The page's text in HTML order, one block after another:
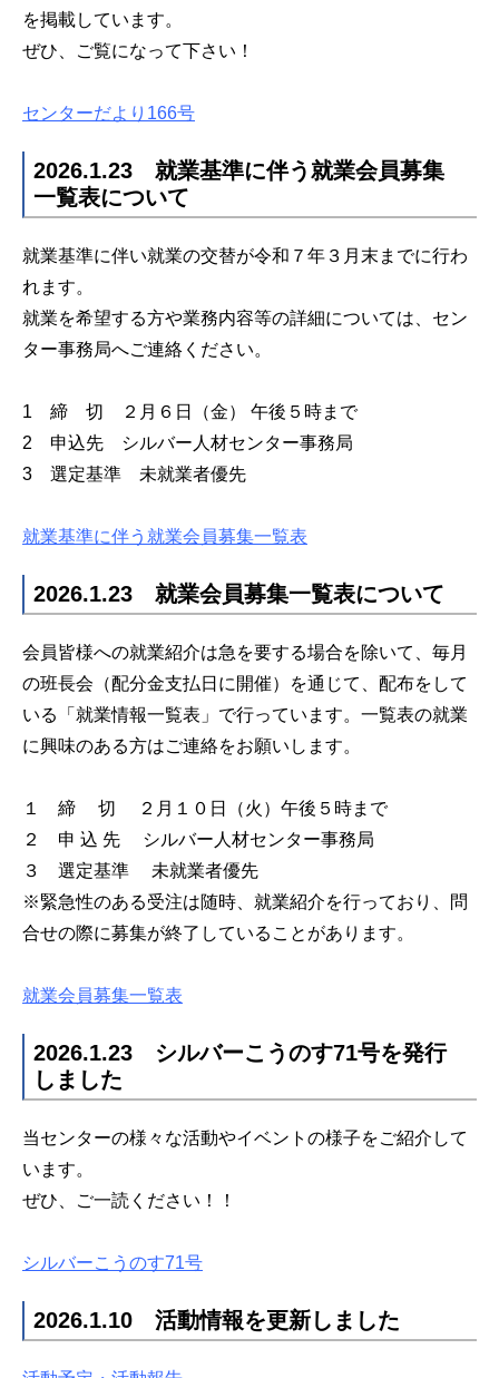
を掲載しています。
ぜひ、ご覧になって下さい！
センターだより166号
2026.1.23 就業基準に伴う就業会員募集
一覧表について
就業基準に伴い就業の交替が令和７年３月末までに行わ
れます。
就業を希望する方や業務内容等の詳細については、セン
ター事務局へご連絡ください。
1 締 切 ２月６日（金） 午後５時まで
2 申込先 シルバー人材センター事務局
3 選定基準 未就業者優先
就業基準に伴う就業会員募集一覧表
2026.1.23 就業会員募集一覧表について
会員皆様への就業紹介は急を要する場合を除いて、毎月
の班長会（配分金支払日に開催）を通じて、配布をして
いる「就業情報一覧表」で行っています。一覧表の就業
に興味のある方はご連絡をお願いします。
１ 締 切 ２月１０日（火）午後５時まで
２ 申 込 先 シルバー人材センター事務局
３ 選定基準 未就業者優先
※緊急性のある受注は随時、就業紹介を行っており、問
合せの際に募集が終了していることがあります。
就業会員募集一覧表
2026.1.23 シルバーこうのす71号を発行
しました
当センターの様々な活動やイベントの様子をご紹介して
います。
ぜひ、ご一読ください！！
シルバーこうのす71号
2026.1.10 活動情報を更新しました